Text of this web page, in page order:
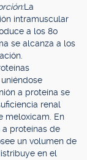
La
intramuscular
a los 80
se alcanza a los
a proteína se
renal
meloxicam. En
a proteínas de
un volumen de
en el